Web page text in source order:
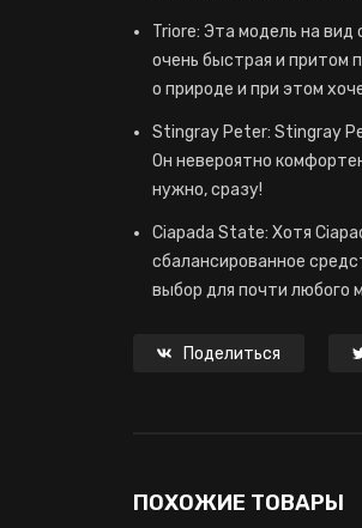
Triore: Эта модель на
очень быстрая и притом
о природе и при этом
Stingray Peter: Stingray
Он невероятно
нужно, сразу!
Ciapada State: Хотя
сбалансированное
выбор для почти любого
Поделиться
ПОХОЖИЕ ТОВАРЫ